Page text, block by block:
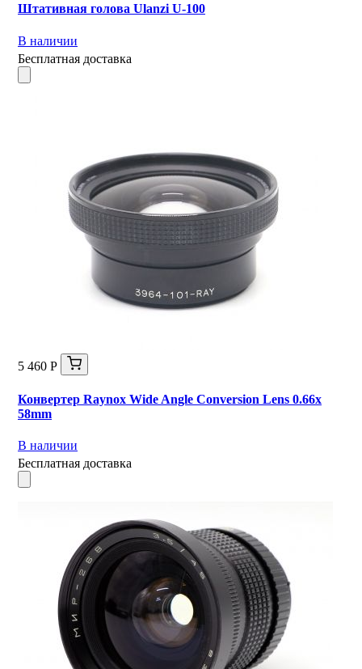
Штативная голова Ulanzi U-100
В наличии
Бесплатная доставка
5 460 Р
Конвертер Raynox Wide Angle Conversion Lens 0.66x
58mm
В наличии
Бесплатная доставка